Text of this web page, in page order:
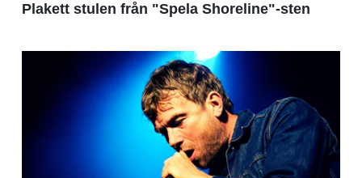
Plakett stulen från "Spela Shoreline"-sten